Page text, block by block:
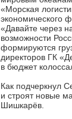
«Морская
экономического
«Давайте через
возможности
формируются
директоров ГК
в бюджет
Как подчеркнул
и строят новые
Шишкарёв.